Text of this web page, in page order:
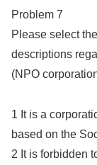
Problem 7
Please select
descriptions
(NPO
1 It is a
based on the
2 It is forbidden